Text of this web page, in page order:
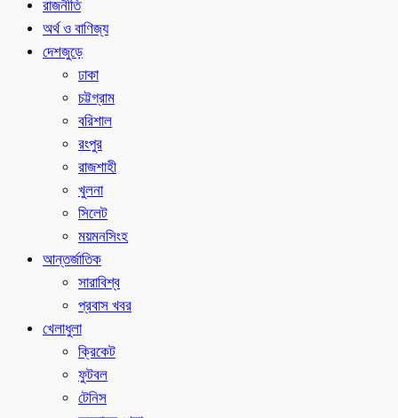
রাজনীতি
অর্থ ও বাণিজ্য
দেশজুড়ে
ঢাকা
চট্টগ্রাম
বরিশাল
রংপুর
রাজশাহী
খুলনা
সিলেট
ময়মনসিংহ
আন্তর্জাতিক
সারাবিশ্ব
প্রবাস খবর
খেলাধুলা
ক্রিকেট
ফুটবল
টেনিস